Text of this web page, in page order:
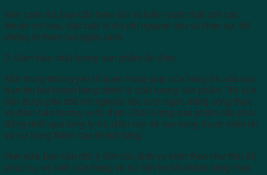
Bên cạnh đó, bạn cần theo dõi và kiểm soát chặt chẽ các
khoản chi tiêu, đặc biệt là chi phí nguyên liệu và nhân sự, để
không bị thâm hụt ngân sách.
3. Đảm bảo chất lượng sản phẩm ổn định
Một trong những yếu tố quan trọng giúp cửa hàng trà sữa của
bạn thu hút khách hàng chính là chất lượng sản phẩm. Trà sữa
cần được pha chế với nguyên liệu tươi ngon, đúng công thức
và đảm bảo hương vị ổn định. Chất lượng sản phẩm cần phải
đồng nhất qua từng ly trà, điều này sẽ tạo dựng được niềm tin
và sự trung thành của khách hàng.
Hơn nữa, bạn cần chú ý đến các dịch vụ kèm theo như thái độ
phục vụ, vệ sinh cửa hàng, và sự tiện lợi khi khách hàng mua